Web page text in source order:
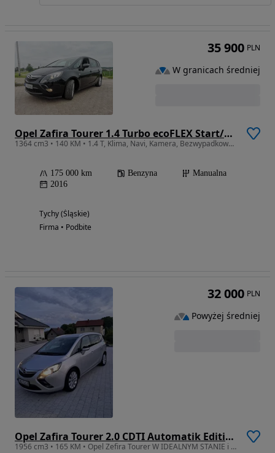
Opel Zafira Tourer 1.4 Turbo ecoFLEX Start/Stop Business Edition
1364 cm3 • 140 KM • 1.4 T, Klima, Navi, Kamera, Bezwypadkowy, Zadbany cena do negocjacji
175 000 km Benzyna
Manualna
2016
Tychy (Śląskie)
Firma • Podbite
35 900 PLN
W granicach średniej
Opel Zafira Tourer 2.0 CDTI Automatik Edition
1956 cm3 • 165 KM • Opel Zefira Tourer W IDEALNYM STANIE i niskim przebiegu
32 000 PLN
Powyżej średniej